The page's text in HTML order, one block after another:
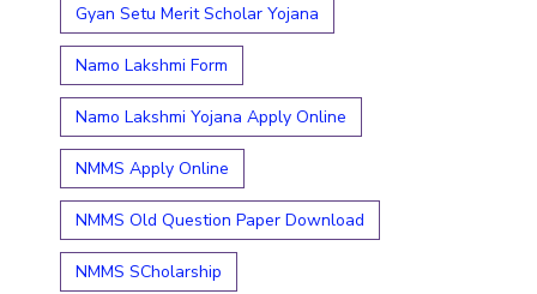
Gyan Setu Merit Scholar Yojana
Namo Lakshmi Form
Namo Lakshmi Yojana Apply Online
NMMS Apply Online
NMMS Old Question Paper Download
NMMS SCholarship